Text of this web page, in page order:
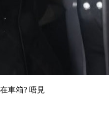
車箱? 唔見